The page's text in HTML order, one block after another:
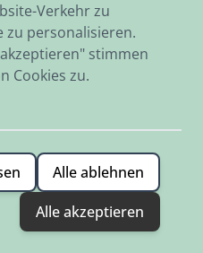
Verkehr zu
zu personalisieren.
stimmen
Cookies zu.
Alle ablehnen
Alle akzeptieren